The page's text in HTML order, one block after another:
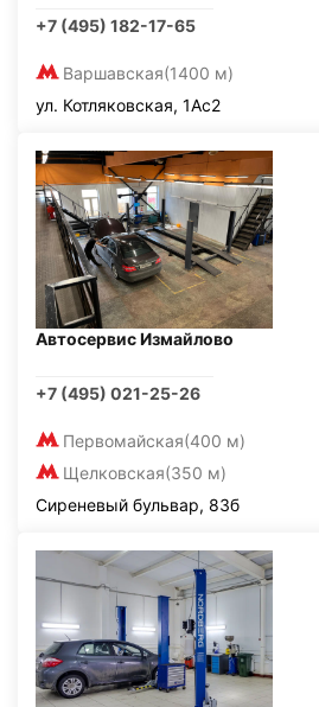
+7 (495) 182-17-65
Варшавская(1400 м)
ул. Котляковская, 1Ас2
Автосервис Измайлово
+7 (495) 021-25-26
Первомайская(400 м)
Щелковская(350 м)
Сиреневый бульвар, 83б